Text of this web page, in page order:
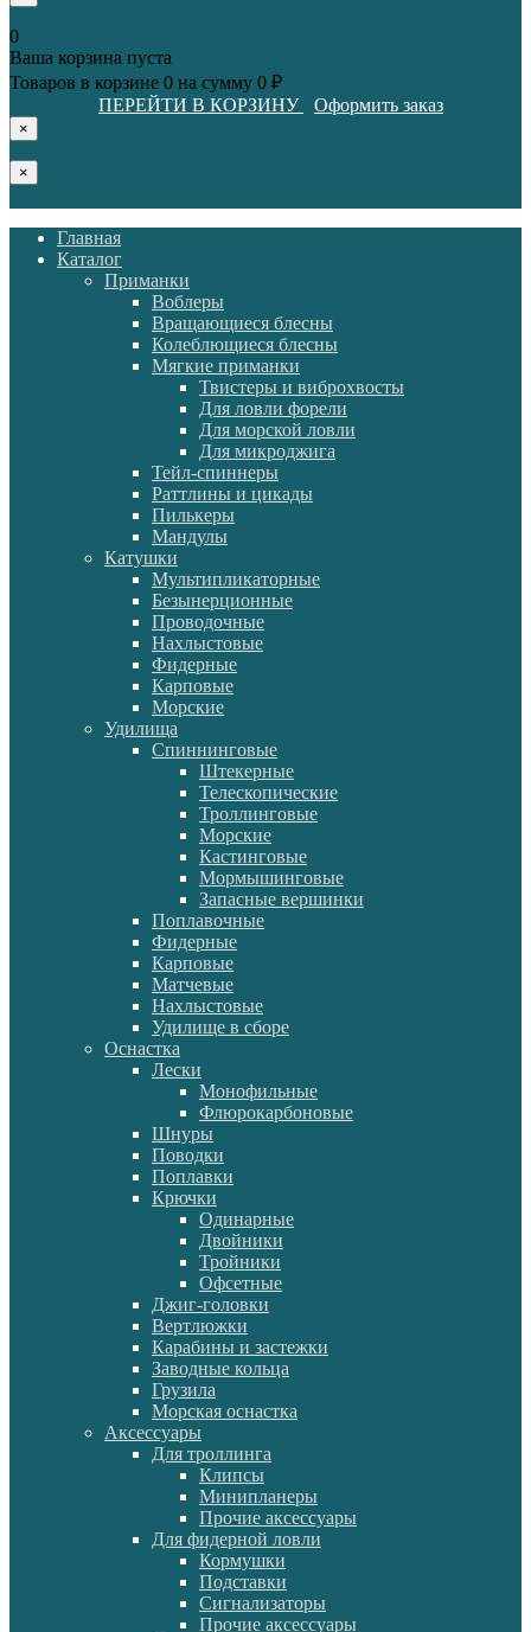
0
Ваша корзина пуста
Товаров в корзине 0 на сумму 0 ₽
ПЕРЕЙТИ В КОРЗИНУ
Оформить заказ
×
×
Главная
Каталог
Приманки
Воблеры
Вращающиеся блесны
Колеблющиеся блесны
Мягкие приманки
Твистеры и виброхвосты
Для ловли форели
Для морской ловли
Для микроджига
Тейл-спиннеры
Раттлины и цикады
Пилькеры
Мандулы
Катушки
Мультипликаторные
Безынерционные
Проводочные
Нахлыстовые
Фидерные
Карповые
Морские
Удилища
Спиннинговые
Штекерные
Телескопические
Троллинговые
Морские
Кастинговые
Мормышинговые
Запасные вершинки
Поплавочные
Фидерные
Карповые
Матчевые
Нахлыстовые
Удилище в сборе
Оснастка
Лески
Монофильные
Флюрокарбоновые
Шнуры
Поводки
Поплавки
Крючки
Одинарные
Двойники
Тройники
Офсетные
Джиг-головки
Вертлюжки
Карабины и застежки
Заводные кольца
Грузила
Морская оснастка
Аксессуары
Для троллинга
Клипсы
Минипланеры
Прочие аксессуары
Для фидерной ловли
Кормушки
Подставки
Сигнализаторы
Прочие аксессуары